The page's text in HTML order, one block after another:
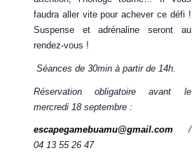
faudra aller vite pour achever ce défi !
Suspense et adrénaline seront au
rendez-vous !
Séances de 30min à partir de 14h.
Réservation obligatoire avant le
mercredi 18 septembre :
escapegamebuamu@gmail.com /
04 13 55 26 47